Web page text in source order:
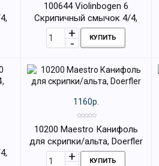
100644 Violinbogen 6
Скрипичный смычок 4/4,
Doerfler
КУПИТЬ
1160р.
10200 Maestro Канифоль
для скрипки/альта, Doerfler
КУПИТЬ